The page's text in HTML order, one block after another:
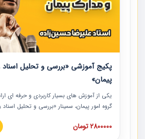
پکیج آموزشی «بررسی و تحلیل
پیمان»
یکی از آموزش‏‏‏‏‏‏ های بسیار کاربردی و حرفه‏ ای
گروه امور پیمان، سمینار «بررسی و تحلیل
است که در دانشگاه صنعتی شریف ارائه شد.
نکات کلیدی مربوط به اسناد و مدارک پیمان،
2800000 تومان